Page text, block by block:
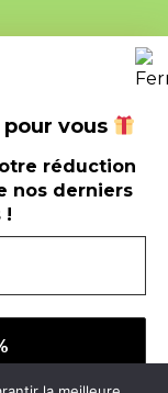
vous
réduction
nos derniers
!